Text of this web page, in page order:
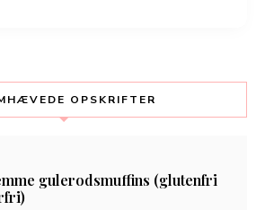
OPSKRIFTER
gulerodsmuffins (glutenfri